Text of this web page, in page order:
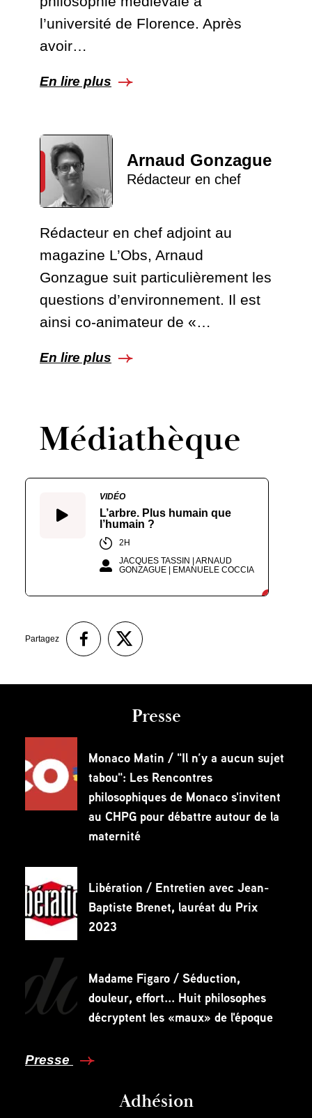
l’université de Florence. Après
avoir…
En lire plus
Arnaud Gonzague
Rédacteur en chef
Rédacteur en chef adjoint au
magazine L’Obs, Arnaud
Gonzague suit particulièrement les
questions d’environnement. Il est
ainsi co-animateur de «…
En lire plus
Médiathèque
VIDÉO
L’arbre. Plus humain que
l’humain ?
2H
JACQUES TASSIN | ARNAUD
GONZAGUE | EMANUELE COCCIA
Partagez
Presse
Monaco Matin / "Il n’y a aucun sujet
tabou": Les Rencontres
philosophiques de Monaco s'invitent
au CHPG pour débattre autour de la
maternité
Libération / Entretien avec Jean-
Baptiste Brenet, lauréat du Prix
2023
Madame Figaro / Séduction,
douleur, effort... Huit philosophes
décryptent les «maux» de l'époque
Presse
Adhésion